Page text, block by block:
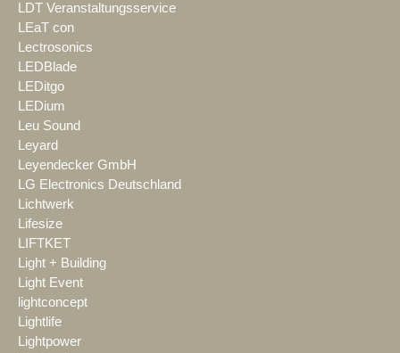
LDT Veranstaltungsservice
LEaT con
Lectrosonics
LEDBlade
LEDitgo
LEDium
Leu Sound
Leyard
Leyendecker GmbH
LG Electronics Deutschland
Lichtwerk
Lifesize
LIFTKET
Light + Building
Light Event
lightconcept
Lightlife
Lightpower